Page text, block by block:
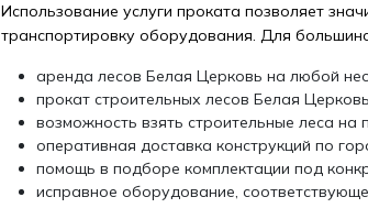
Использование услуги проката позволяет
транспортировку оборудования. Для
аренда лесов Белая Церковь на любой
прокат строительных лесов Белая
возможность взять строительные леса
оперативная доставка конструкций по
помощь в подборе комплектации под
исправное оборудование,